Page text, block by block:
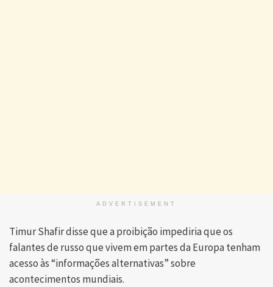
ADVERTISEMENT
Timur Shafir disse que a proibição impediria que os
falantes de russo que vivem em partes da Europa tenham
acesso às “informações alternativas” sobre
acontecimentos mundiais.